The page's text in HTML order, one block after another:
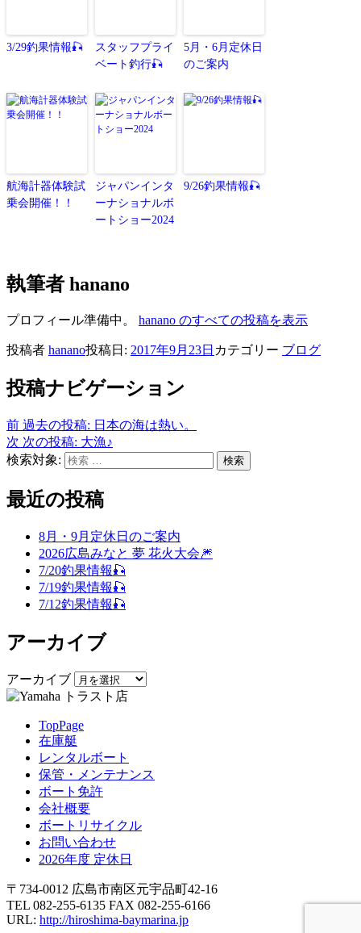
3/29釣果情報🎣
スタッフプライ
ベート釣行🎣
5月・6月定休日
のご案内
航海計器体験試
乗会開催！！
ジャパンインタ
ーナショナルボ
ートショー2024
9/26釣果情報🎣
執筆者 hanano
プロフィール準備中。 hanano のすべての投稿を表示
投稿者 hanano投稿日: 2017年9月23日 カテゴリー ブログ
投稿ナビゲーション
前 過去の投稿: 日本の海は熱い。
次 次の投稿: 大漁♪
検索対象:
検索
最近の投稿
8月・9月定休日のご案内
2026広島みなと 夢 花火大会🎆
7/20釣果情報🎣
7/19釣果情報🎣
7/12釣果情報🎣
アーカイブ
アーカイブ
TopPage
在庫艇
レンタルボート
保管・メンテナンス
ボート免許
会社概要
ボートリサイクル
お問い合わせ
2026年度 定休日
〒734-0012 広島市南区元宇品町42-16
TEL 082-255-6135 FAX 082-255-6166
URL: http://hiroshima-baymarina.jp